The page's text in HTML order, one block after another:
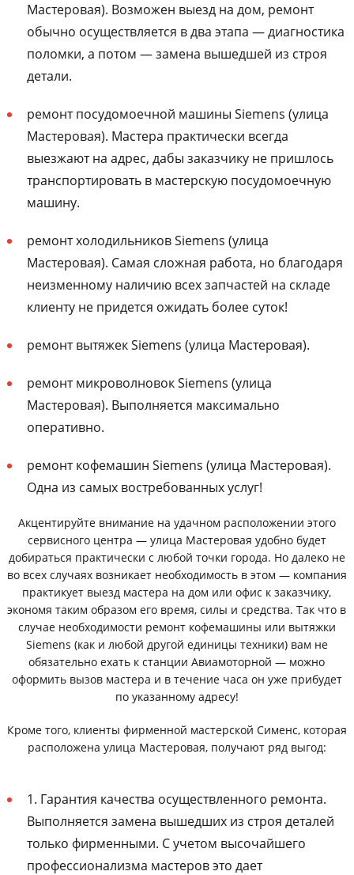
Мастеровая). Возможен выезд на дом, ремонт
обычно осуществляется в два этапа — диагностика
поломки, а потом — замена вышедшей из строя
детали.
ремонт посудомоечной машины Siemens (улица
Мастеровая). Мастера практически всегда
выезжают на адрес, дабы заказчику не пришлось
транспортировать в мастерскую посудомоечную
машину.
ремонт холодильников Siemens (улица
Мастеровая). Самая сложная работа, но благодаря
неизменному наличию всех запчастей на складе
клиенту не придется ожидать более суток!
ремонт вытяжек Siemens (улица Мастеровая).
ремонт микроволновок Siemens (улица
Мастеровая). Выполняется максимально
оперативно.
ремонт кофемашин Siemens (улица Мастеровая).
Одна из самых востребованных услуг!
Акцентируйте внимание на удачном расположении этого
сервисного центра — улица Мастеровая удобно будет
добираться практически с любой точки города. Но далеко не
во всех случаях возникает необходимость в этом — компания
практикует выезд мастера на дом или офис к заказчику,
экономя таким образом его время, силы и средства. Так что в
случае необходимости ремонт кофемашины или вытяжки
Siemens (как и любой другой единицы техники) вам не
обязательно ехать к станции Авиамоторной — можно
оформить вызов мастера и в течение часа он уже прибудет
по указанному адресу!
Кроме того, клиенты фирменной мастерской Сименс, которая
расположена улица Мастеровая, получают ряд выгод:
1. Гарантия качества осуществленного ремонта.
Выполняется замена вышедших из строя деталей
только фирменными. С учетом высочайшего
профессионализма мастеров это дает